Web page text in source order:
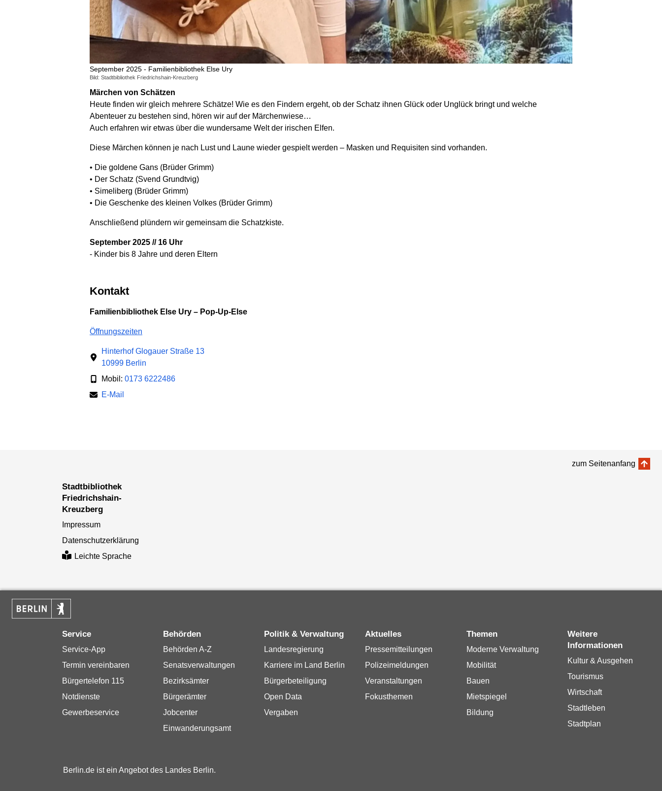
September 2025 - Familienbibliothek Else Ury
Bild: Stadtbibliothek Friedrichshain-Kreuzberg
Märchen von Schätzen
Heute finden wir gleich mehrere Schätze! Wie es den Findern ergeht, ob der Schatz ihnen Glück oder Unglück bringt und welche
Abenteuer zu bestehen sind, hören wir auf der Märchenwiese…
Auch erfahren wir etwas über die wundersame Welt der irischen Elfen.
Diese Märchen können je nach Lust und Laune wieder gespielt werden – Masken und Requisiten sind vorhanden.
• Die goldene Gans (Brüder Grimm)
• Der Schatz (Svend Grundtvig)
• Simeliberg (Brüder Grimm)
• Die Geschenke des kleinen Volkes (Brüder Grimm)
Anschließend plündern wir gemeinsam die Schatzkiste.
September 2025 // 16 Uhr
- Kinder bis 8 Jahre und deren Eltern
Kontakt
Familienbibliothek Else Ury – Pop-Up-Else
Öffnungszeiten
Hinterhof Glogauer Straße 13
10999 Berlin
Mobil: 0173 6222486
E-Mail
zum Seitenanfang
Stadtbibliothek
Friedrichshain-
Kreuzberg
Impressum
Datenschutzerklärung
Leichte Sprache
Service
Service-App
Termin vereinbaren
Bürgertelefon 115
Notdienste
Gewerbeservice
Behörden
Behörden A-Z
Senatsverwaltungen
Bezirksämter
Bürgerämter
Jobcenter
Einwanderungsamt
Politik & Verwaltung
Landesregierung
Karriere im Land Berlin
Bürgerbeteiligung
Open Data
Vergaben
Aktuelles
Pressemitteilungen
Polizeimeldungen
Veranstaltungen
Fokusthemen
Themen
Moderne Verwaltung
Mobilität
Bauen
Mietspiegel
Bildung
Weitere
Informationen
Kultur & Ausgehen
Tourismus
Wirtschaft
Stadtleben
Stadtplan
Berlin.de ist ein Angebot des Landes Berlin.